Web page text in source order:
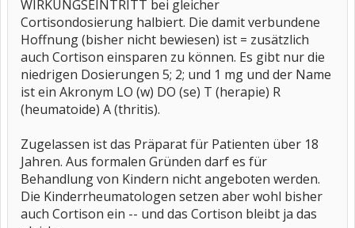
WIRKUNGSEINTRITT bei gleicher
Cortisondosierung halbiert. Die damit verbundene
Hoffnung (bisher nicht bewiesen) ist = zusätzlich
auch Cortison einsparen zu können. Es gibt nur die
niedrigen Dosierungen 5; 2; und 1 mg und der Name
ist ein Akronym LO (w) DO (se) T (herapie) R
(heumatoide) A (thritis).
Zugelassen ist das Präparat für Patienten über 18
Jahren. Aus formalen Gründen darf es für
Behandlung von Kindern nicht angeboten werden.
Die Kinderrheumatologen setzen aber wohl bisher
auch Cortison ein -- und das Cortison bleibt ja das